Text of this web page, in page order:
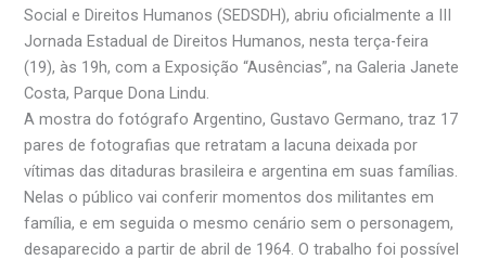
Social e Direitos Humanos (SEDSDH), abriu oficialmente a III
Jornada Estadual de Direitos Humanos, nesta terça-feira
(19), às 19h, com a Exposição “Ausências”, na Galeria Janete
Costa, Parque Dona Lindu.
A mostra do fotógrafo Argentino, Gustavo Germano, traz 17
pares de fotografias que retratam a lacuna deixada por
vítimas das ditaduras brasileira e argentina em suas famílias.
Nelas o público vai conferir momentos dos militantes em
família, e em seguida o mesmo cenário sem o personagem,
desaparecido a partir de abril de 1964. O trabalho foi possível